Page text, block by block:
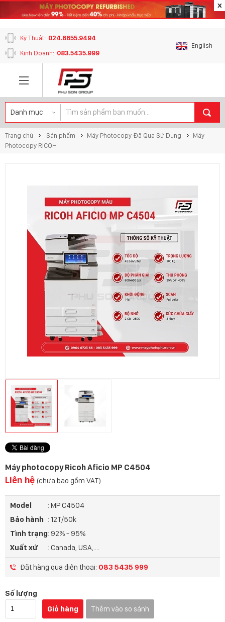
content_copy
English
Kỹ Thuật: 024.6655.9494
Kinh Doanh: 083.5435.999
Trang chủ Sản phẩm Máy Photocopy Đã Qua Sử Dụng
Máy
Photocopy RICOH
Máy photocopy Ricoh Aficio MP C4504
Liên hệ (chưa bao gồm VAT)
Model
: MP C4504
Bảo hành : 12T/50k
Tình trạng: 92% - 95%
Xuất xứ
: Canada, USA,....
Đặt hàng qua điện thoại: 083 5435 999
Số lượng
Giỏ hàng
Thêm vào so sánh